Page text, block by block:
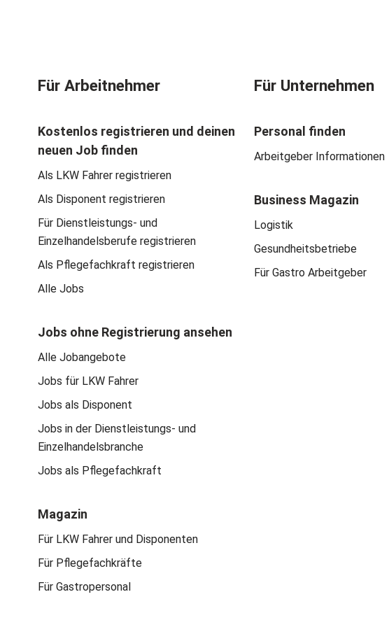
Für Arbeitnehmer
Kostenlos registrieren und deinen
neuen Job finden
Als LKW Fahrer registrieren
Als Disponent registrieren
Für Dienstleistungs- und
Einzelhandelsberufe registrieren
Als Pflegefachkraft registrieren
Alle Jobs
Jobs ohne Registrierung ansehen
Alle Jobangebote
Jobs für LKW Fahrer
Jobs als Disponent
Jobs in der Dienstleistungs- und
Einzelhandelsbranche
Jobs als Pflegefachkraft
Magazin
Für LKW Fahrer und Disponenten
Für Pflegefachkräfte
Für Gastropersonal
Für Unternehmen
Personal finden
Arbeitgeber Informationen
Business Magazin
Logistik
Gesundheitsbetriebe
Für Gastro Arbeitgeber